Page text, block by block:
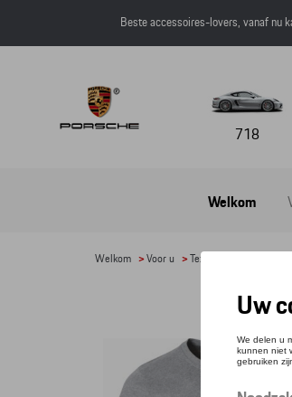
Beste accessoires-lovers, vanaf nu
718
Welkom
Welkom >Voor u >Textiel